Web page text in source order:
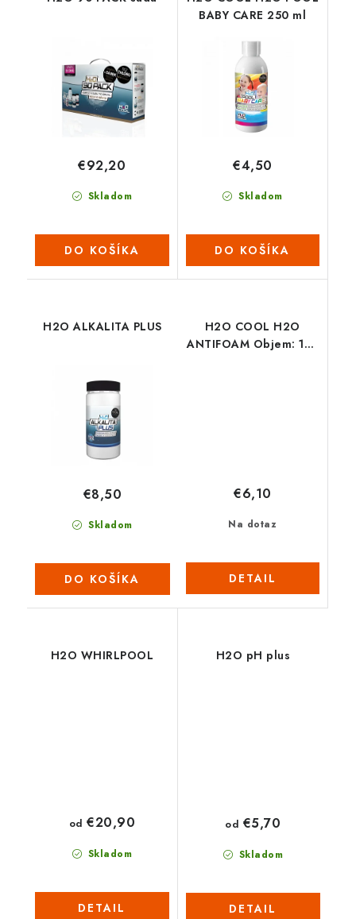
Skladom
€92,20
DO KOŠÍKA
BABY CARE 250 ml
Skladom
€4,50
DO KOŠÍKA
H2O ALKALITA PLUS
Skladom
€8,50
DO KOŠÍKA
H2O COOL H2O
ANTIFOAM Objem: 150
Na dotaz
€6,10
DETAIL
H2O WHIRLPOOL
Skladom
od €20,90
DETAIL
H2O pH plus
Skladom
od €5,70
DETAIL